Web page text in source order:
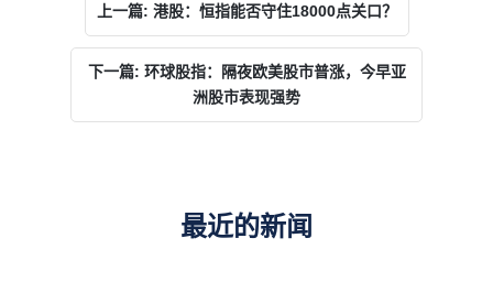
上一篇: 港股：恒指能否守住18000点关口？
下一篇: 环球股指：隔夜欧美股市普涨，今早亚
洲股市表现强势
最近的新闻